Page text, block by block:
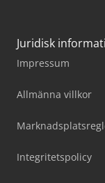
Juridisk
Impressum
Allmänna villkor
Integritetspolicy